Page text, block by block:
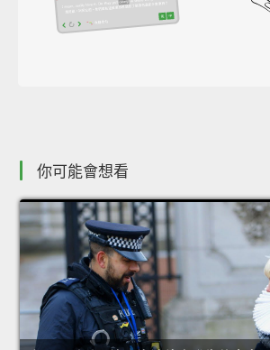
你可能會想看